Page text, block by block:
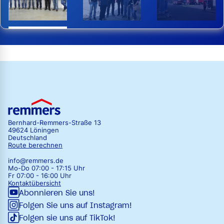
Bernhard-Remmers-Straße 13
49624 Löningen
Deutschland
Route berechnen
info@remmers.de
Mo-Do 07:00 - 17:15 Uhr
Fr 07:00 - 16:00 Uhr
Kontaktübersicht
Abonnieren Sie uns!
Folgen Sie uns auf Instagram!
Folgen sie uns auf TikTok!